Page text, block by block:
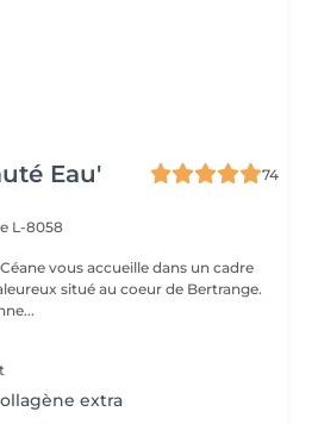
Eau'
74
L-8058
vous accueille dans un cadre
situé au coeur de Bertrange.
extra